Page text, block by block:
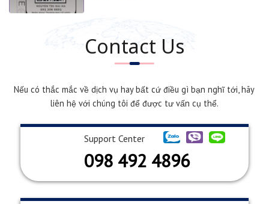
Contact Us
Nếu có thắc mắc về dịch vụ hay bất cứ điều gì bạn nghĩ tới, hãy
liên hệ với chúng tôi để được tư vấn cụ thể.
Support Center
098 492 4896